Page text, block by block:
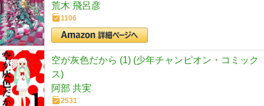
荒木 飛呂彦
1106
空が灰色だから (1) (少年チャンピオン・コミック
ス)
阿部 共実
2531